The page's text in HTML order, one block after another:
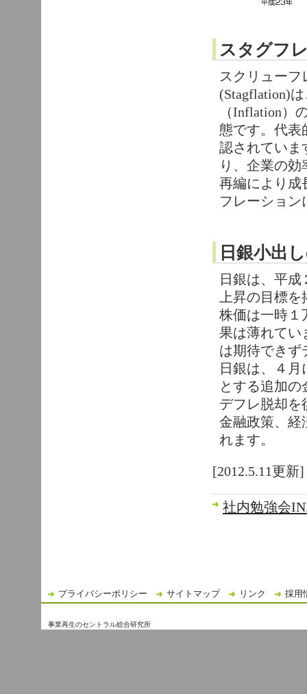
スタグフ
スクリュー
(Stagflation)
（Inflation）
態です。代表
認されていま
り、企業の
再編により成
フレーション
日銀小出
日銀は、平
上昇の目標
株価は一時１
果は薄れてい
は期待できず
日銀は、４
とする追加
デフレ脱却を
金融政策、経
れます。
[2012.5.11更新]
社内勉強会
プライバシーポリシー サイトマップ リンク 採用
事業再生のセントラル総合研究所